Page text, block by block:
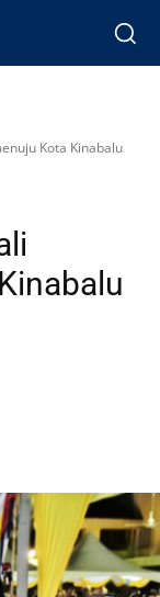
Kota Kinabalu